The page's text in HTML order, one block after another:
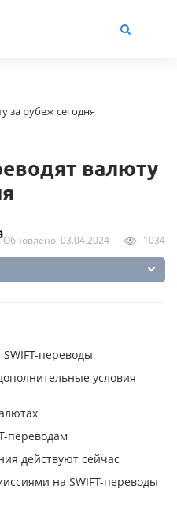
за рубеж сегодня
валюту
Обновлено: 03.04.2024 1034
переводы
условия
переводам
действуют сейчас
на SWIFT-переводы